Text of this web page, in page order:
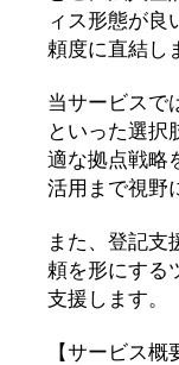
ィス形態が良
頼度に直結し
当サービスで
といった選択
適な拠点戦略
活用まで視野
また、登記支
頼を形にする
支援します。
【サービス概